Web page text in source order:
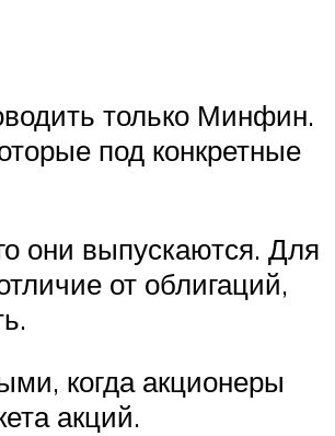
только Минфин.
под конкретные
они выпускаются. Для
от облигаций,
когда акционеры
акций.